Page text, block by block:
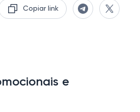
Copiar link
e